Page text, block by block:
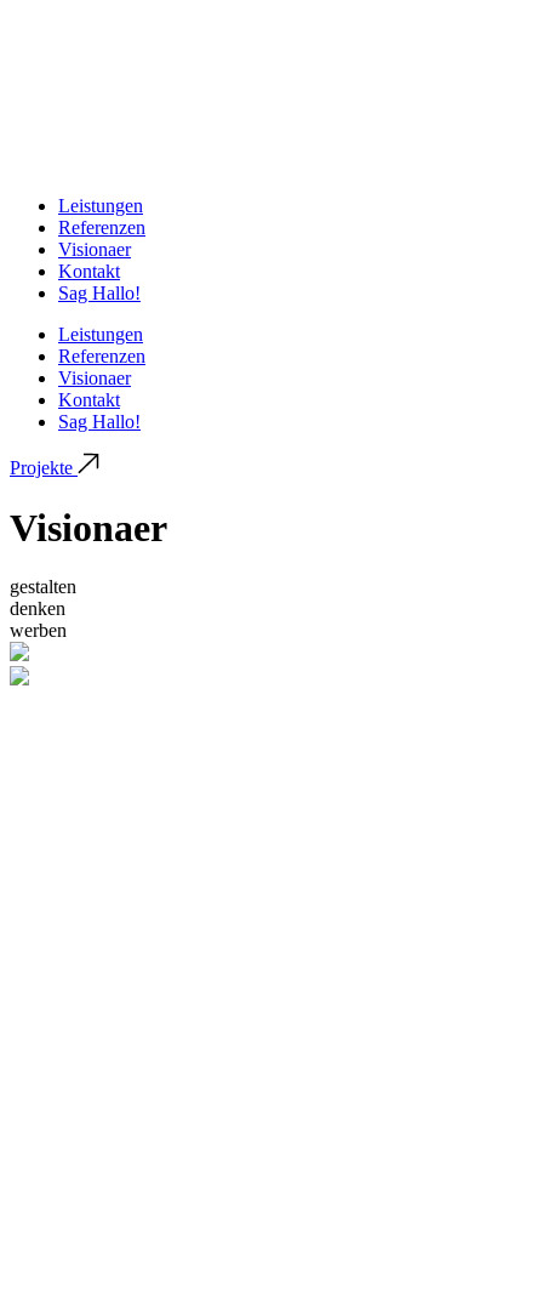
Leistungen
Referenzen
Visionaer
Kontakt
Sag Hallo!
Leistungen
Referenzen
Visionaer
Kontakt
Sag Hallo!
Projekte
Visionaer
gestalten
denken
werben